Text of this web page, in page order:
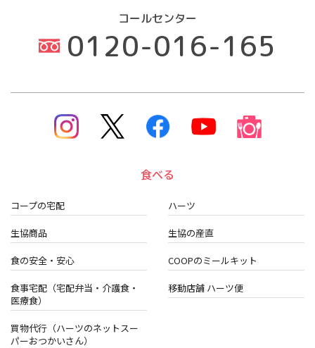
コールセンター
0120-016-165
食べる
コープの宅配 ハーツ
生協商品 生協の産直
食の安全・安心 COOPのミールキット
食事宅配（宅配弁当・介護食・
医療食）
移動店舗 ハーツ便
買物代行（ハーツのネットスー
パーおつかいさん）